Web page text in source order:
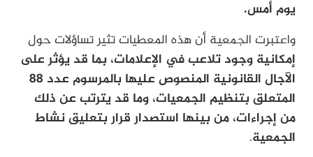
يوم أمس.
واعتبرت الجمعية أن هذه المعطيات تثير تساؤلات حول
إمكانية وجود تلاعب في الإعلامات، بما قد يؤثر على
الآجال القانونية المنصوص عليها بالمرسوم عدد 88
المتعلق بتنظيم الجمعيات، وما قد يترتب عن ذلك
من إجراءات، من بينها استصدار قرار بتعليق نشاط
الجمعية.